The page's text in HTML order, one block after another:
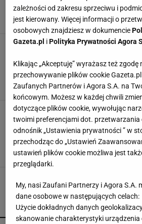
MP, W materiale
reklamowe,24 SIERPNIA
Znajoma poleciła mi tę
cena? Jedyne 39,99 zł
IP, W materiale
reklamowe,25 LIPCA 2024,
Polowałam na nią od
kosztuje jedyne 79,99
len i wiskozę
IP, W materiale
reklamowe,3 LIPCA 2024,
POPULARNE
zależności od zakresu sprzeciwu i
jest kierowany. Więcej informacji o
osobowych znajdziesz w dokumencie
Gazeta.pl iPolityka Prywatności Agora
Klikając „Akceptuję” wyrażasz też
przechowywanie plików cookie
Zaufanych Partnerów i Agora S.A. na
końcowym. Możesz w każdej chwili
dotyczące plików cookie, wywołując
twoimi preferencjami dot. przetwarzania
odnośnik „Ustawienia prywatności ” w
przechodząc do „Ustawień
ustawień plików cookie możliwa jest
przeglądarki.
My, nasi Zaufani Partnerzy i Agora S.A.
dane osobowe w następujących celach:
Użycie dokładnych danych
skanowanie charakterystyki urządzenia